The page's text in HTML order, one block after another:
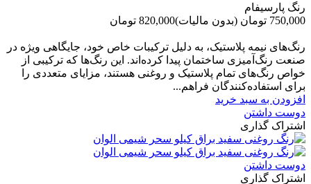
رنگ پارسیفام
750,000 تومان
(بدون مالیات)820,000 تومان
رنگ‌های نیمه پلاستیک، به دلیل ترکیبات خاص خود، جایگاهی ویژه در
صنعت رنگ‌آمیزی ساختمان پیدا کرده‌اند. این رنگ‌ها که ترکیبی از
خواص رنگ‌های تمام پلاستیک و روغنی هستند، مزایای متعددی را
برای استفاده‌کنندگان فراهم...
افزودن به سبد خرید
دوست داشتن
اشتراک گذاری
دوست داشتن
اشتراک گذاری